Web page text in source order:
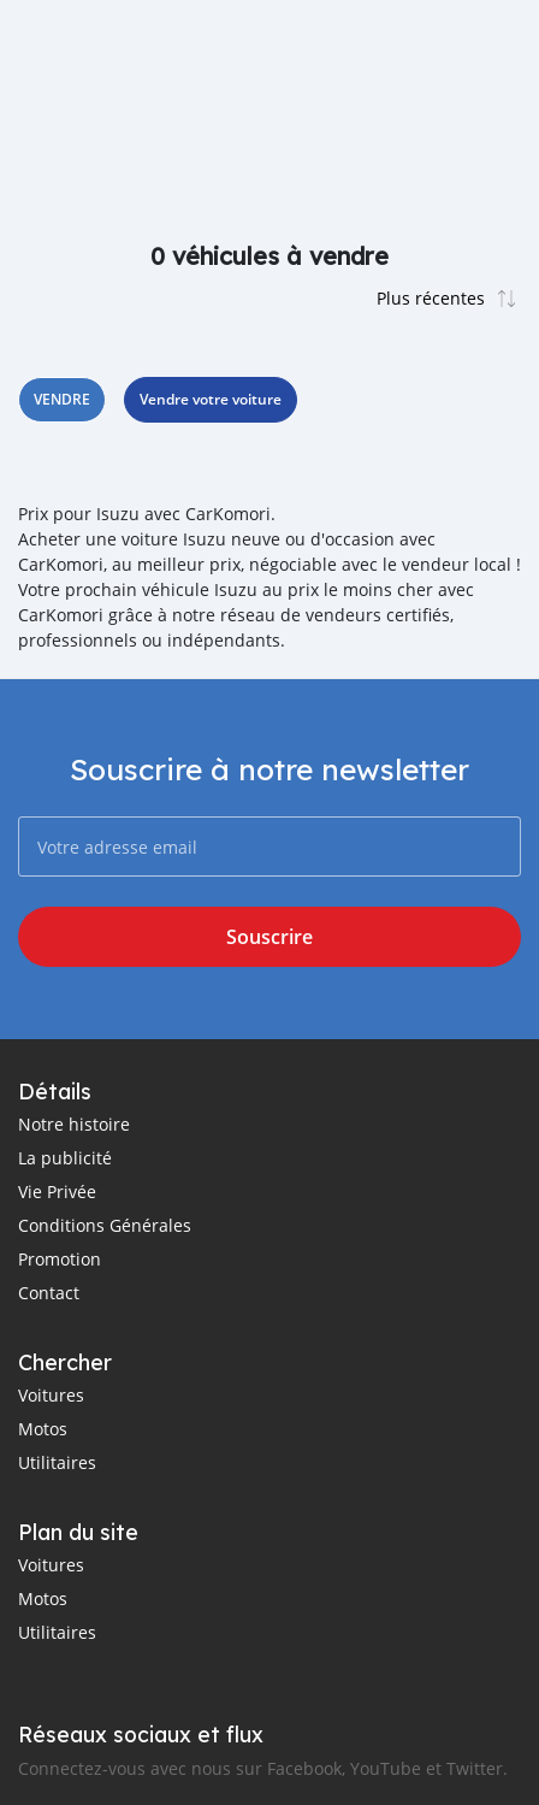
0 véhicules à vendre
VENDRE Vendre votre voiture
Prix pour Isuzu avec CarKomori.
Acheter une voiture Isuzu neuve ou d'occasion avec
CarKomori, au meilleur prix, négociable avec le vendeur local !
Votre prochain véhicule Isuzu au prix le moins cher avec
CarKomori grâce à notre réseau de vendeurs certifiés,
professionnels ou indépendants.
Souscrire à notre newsletter
Souscrire
Détails
Notre histoire
La publicité
Vie Privée
Conditions Générales
Promotion
Contact
Chercher
Voitures
Motos
Utilitaires
Plan du site
Voitures
Motos
Utilitaires
Réseaux sociaux et flux
Connectez-vous avec nous sur Facebook, YouTube et Twitter.